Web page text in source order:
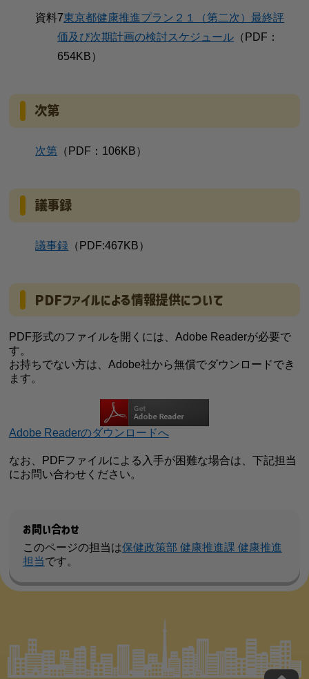
資料7東京都健康推進プラン２１（第二次）最終評
価及び次期計画の検討スケジュール （PDF：
654KB）
次第
次第 （PDF：106KB）
議事録
議事録 （PDF:467KB）
PDFファイルによる情報提供について
PDF形式のファイルを開くには、Adobe Readerが必要で
す。
お持ちでない方は、Adobe社から無償でダウンロードでき
ます。
Adobe Readerのダウンロードへ
なお、PDFファイルによる入手が困難な場合は、下記担当
にお問い合わせください。
お問い合わせ
このページの担当は保健政策部 健康推進課 健康推進
担当です。